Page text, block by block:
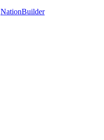
NationBuilder